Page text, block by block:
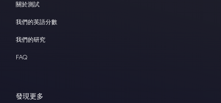
關於測試
我們的英語分數
我們的研究
FAQ
發現更多